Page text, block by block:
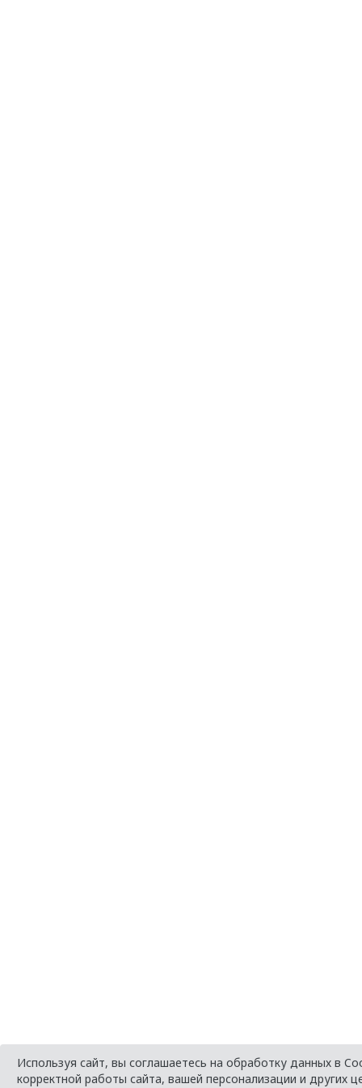
Используя сайт, вы соглашаетесь на обработку данных в
корректной работы сайта, вашей персонализации и других